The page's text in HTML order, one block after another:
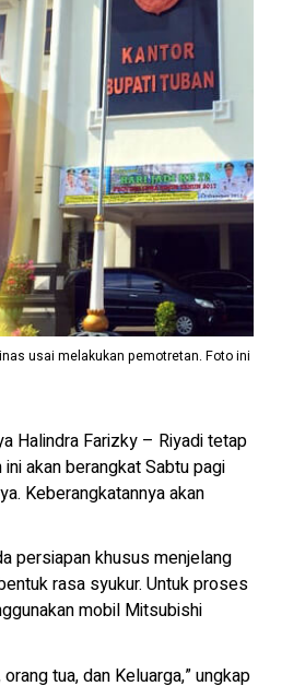
usai melakukan pemotretan. Foto ini
Halindra Farizky – Riyadi tetap
akan berangkat Sabtu pagi
Keberangkatannya akan
persiapan khusus menjelang
rasa syukur. Untuk proses
mobil Mitsubishi
tua, dan Keluarga,” ungkap